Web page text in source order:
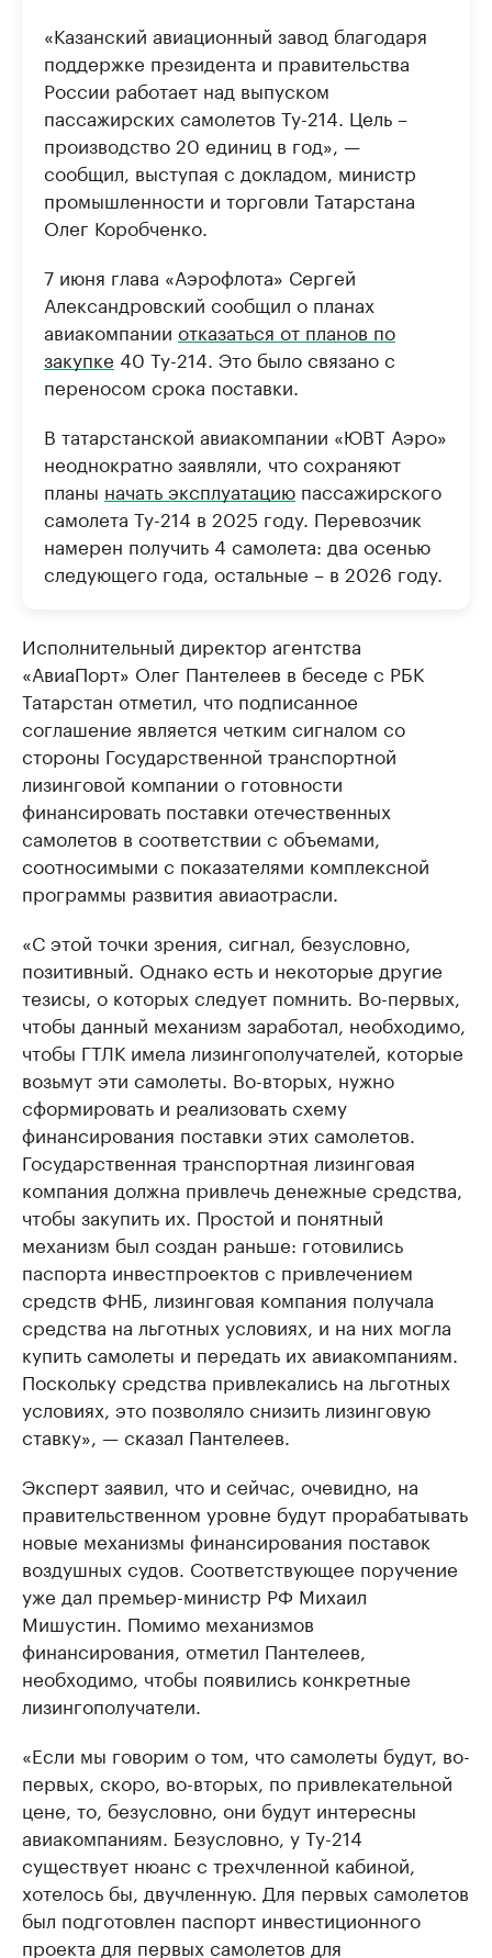
«Казанский авиационный завод благодаря
поддержке президента и правительства
России работает над выпуском
пассажирских самолетов Ту-214. Цель –
производство 20 единиц в год», —
сообщил, выступая с докладом, министр
промышленности и торговли Татарстана
Олег Коробченко.
7 июня глава «Аэрофлота» Сергей
Александровский сообщил о планах
авиакомпании отказаться от планов по
закупке 40 Ту-214. Это было связано с
переносом срока поставки.
В татарстанской авиакомпании «ЮВТ Аэро»
неоднократно заявляли, что сохраняют
планы начать эксплуатацию пассажирского
самолета Ту-214 в 2025 году. Перевозчик
намерен получить 4 самолета: два осенью
следующего года, остальные – в 2026 году.
Исполнительный директор агентства
«АвиаПорт» Олег Пантелеев в беседе с РБК
Татарстан отметил, что подписанное
соглашение является четким сигналом со
стороны Государственной транспортной
лизинговой компании о готовности
финансировать поставки отечественных
самолетов в соответствии с объемами,
соотносимыми с показателями комплексной
программы развития авиаотрасли.
«С этой точки зрения, сигнал, безусловно,
позитивный. Однако есть и некоторые другие
тезисы, о которых следует помнить. Во-первых,
чтобы данный механизм заработал, необходимо,
чтобы ГТЛК имела лизингополучателей, которые
возьмут эти самолеты. Во-вторых, нужно
сформировать и реализовать схему
финансирования поставки этих самолетов.
Государственная транспортная лизинговая
компания должна привлечь денежные средства,
чтобы закупить их. Простой и понятный
механизм был создан раньше: готовились
паспорта инвестпроектов с привлечением
средств ФНБ, лизинговая компания получала
средства на льготных условиях, и на них могла
купить самолеты и передать их авиакомпаниям.
Поскольку средства привлекались на льготных
условиях, это позволяло снизить лизинговую
ставку», — сказал Пантелеев.
Эксперт заявил, что и сейчас, очевидно, на
правительственном уровне будут прорабатывать
новые механизмы финансирования поставок
воздушных судов. Соответствующее поручение
уже дал премьер-министр РФ Михаил
Мишустин. Помимо механизмов
финансирования, отметил Пантелеев,
необходимо, чтобы появились конкретные
лизингополучатели.
«Если мы говорим о том, что самолеты будут, во-
первых, скоро, во-вторых, по привлекательной
цене, то, безусловно, они будут интересны
авиакомпаниям. Безусловно, у Ту-214
существует нюанс с трехчленной кабиной,
хотелось бы, двучленную. Для первых самолетов
был подготовлен паспорт инвестиционного
проекта для первых самолетов для